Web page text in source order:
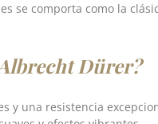
se comporta como la
Dürer?
y una resistencia